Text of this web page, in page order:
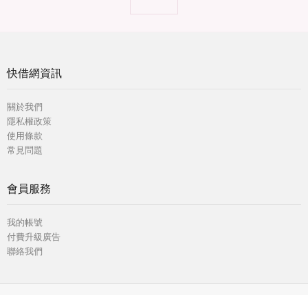
快借網資訊
關於我們
隱私權政策
使用條款
常見問題
會員服務
我的帳號
付費升級廣告
聯絡我們